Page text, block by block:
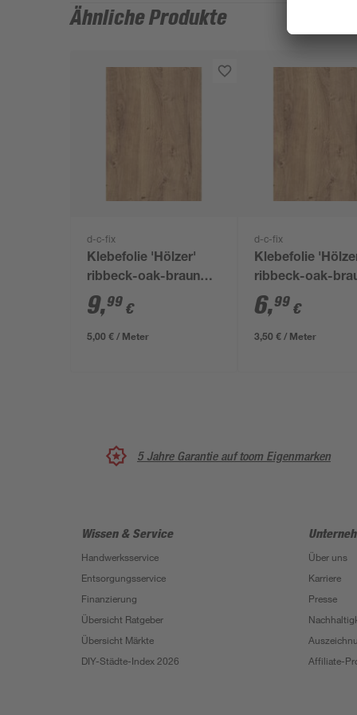
Ähnliche Produkte
d-c-fix
Klebefolie 'Hölzer'
ribbeck-oak-braun
67,5 x 200 cm
9,99 €
5,00 € / Meter
d-c-fix
Klebefolie
ribbeck-oak-
x 200 cm
6,99 €
3,50 € / Meter
5 Jahre Garantie auf toom Eigenmarken
Wissen & Service
Handwerksservice
Entsorgungsservice
Finanzierung
Übersicht Ratgeber
Übersicht Märkte
DIY-Städte-Index 2026
Über uns
Karriere
Presse
Affiliate-